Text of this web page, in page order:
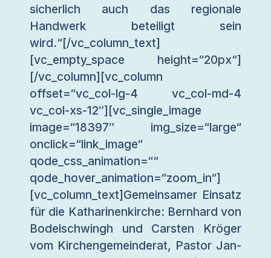
sicherlich auch das regionale
Handwerk beteiligt sein
wird.“[/vc_column_text]
[vc_empty_space height=“20px“]
[/vc_column][vc_column
offset=“vc_col-lg-4 vc_col-md-4
vc_col-xs-12″][vc_single_image
image=“18397″ img_size=“large“
onclick=“link_image“
qode_css_animation=““
qode_hover_animation=“zoom_in“]
[vc_column_text]Gemeinsamer Einsatz
für die Katharinenkirche: Bernhard von
Bodelschwingh und Carsten Kröger
vom Kirchengemeinderat, Pastor Jan-